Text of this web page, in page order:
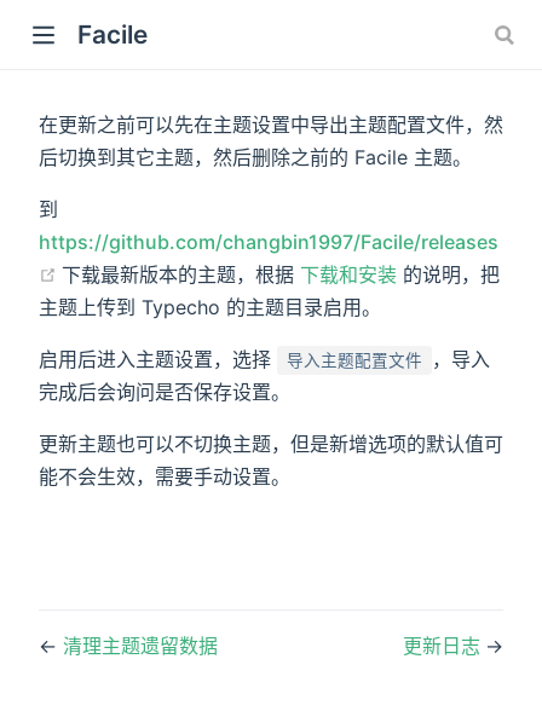
Facile
在更新之前可以先在主题设置中导出主题配置文件，然
后切换到其它主题，然后删除之前的 Facile 主题。
到
https://github.com/changbin1997/Facile/releases
(opens new window)
下载最新版本的主题，根据 下载和安装 的说明，把
主题上传到 Typecho 的主题目录启用。
启用后进入主题设置，选择 导入主题配置文件
，导入
完成后会询问是否保存设置。
更新主题也可以不切换主题，但是新增选项的默认值可
能不会生效，需要手动设置。
← 清理主题遗留数据 更新日志 →